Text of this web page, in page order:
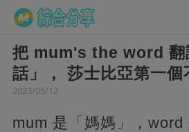
把 mum's the word 翻
話」， 莎士比亞第一個
2023/05/12
mum 是「媽媽」，word